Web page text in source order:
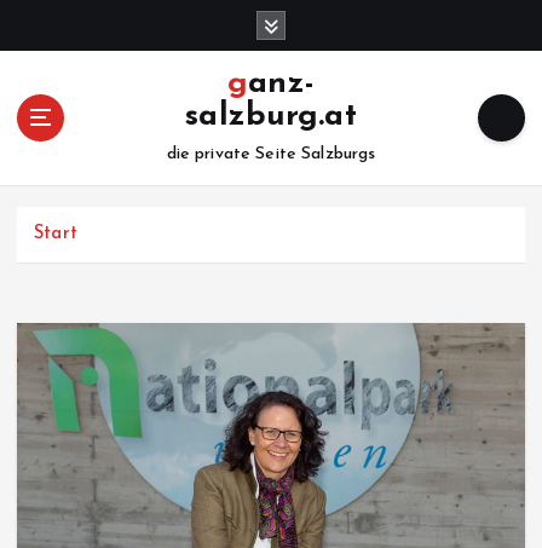
ganz-
salzburg.at
die private Seite Salzburgs
Start